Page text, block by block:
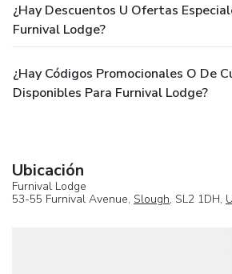
¿Hay Descuentos U Ofertas
Furnival Lodge?
¿Hay Códigos Promocionales O De
Disponibles Para Furnival Lodge?
Ubicación
Furnival Lodge
53-55 Furnival Avenue, Slough, SL2 1DH,